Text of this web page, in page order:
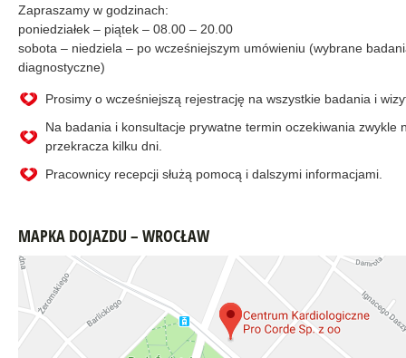
Zapraszamy w godzinach:
poniedziałek – piątek – 08.00 – 20.00
sobota – niedziela – po wcześniejszym umówieniu (wybrane
diagnostyczne)
Prosimy o wcześniejszą rejestrację na wszystkie badania i
Na badania i konsultacje prywatne termin oczekiwania zwykle
przekracza kilku dni.
Pracownicy recepcji służą pomocą i dalszymi informacjami.
MAPKA DOJAZDU – WROCŁAW